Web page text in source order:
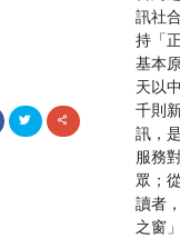
訊社
持「
基本
天以
千則
訊，
服務
眾；
讀者
之窗」